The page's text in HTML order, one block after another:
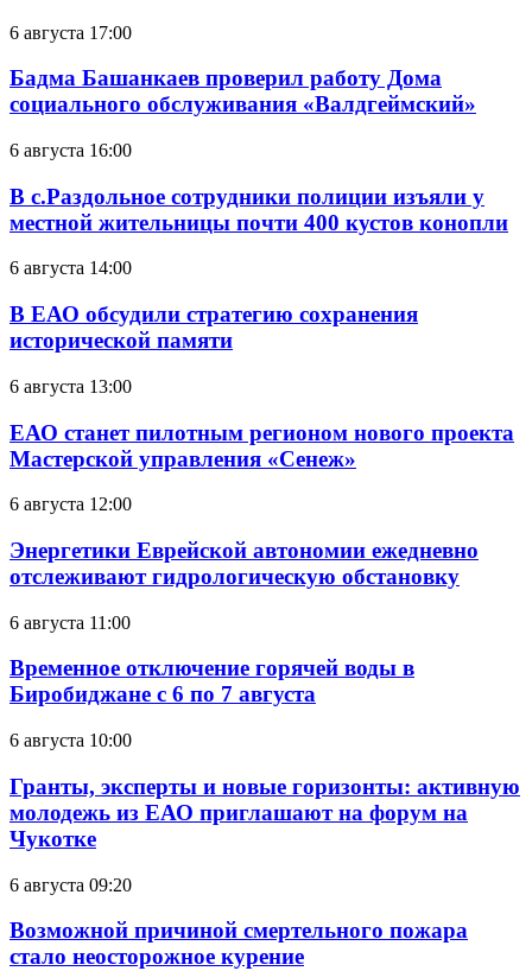
6 августа 17:00
Бадма Башанкаев проверил работу Дома
социального обслуживания «Валдгеймский»
6 августа 16:00
В с.Раздольное сотрудники полиции изъяли у
местной жительницы почти 400 кустов конопли
6 августа 14:00
В ЕАО обсудили стратегию сохранения
исторической памяти
6 августа 13:00
ЕАО станет пилотным регионом нового проекта
Мастерской управления «Сенеж»
6 августа 12:00
Энергетики Еврейской автономии ежедневно
отслеживают гидрологическую обстановку
6 августа 11:00
Временное отключение горячей воды в
Биробиджане с 6 по 7 августа
6 августа 10:00
Гранты, эксперты и новые горизонты: активную
молодежь из ЕАО приглашают на форум на
Чукотке
6 августа 09:20
Возможной причиной смертельного пожара
стало неосторожное курение